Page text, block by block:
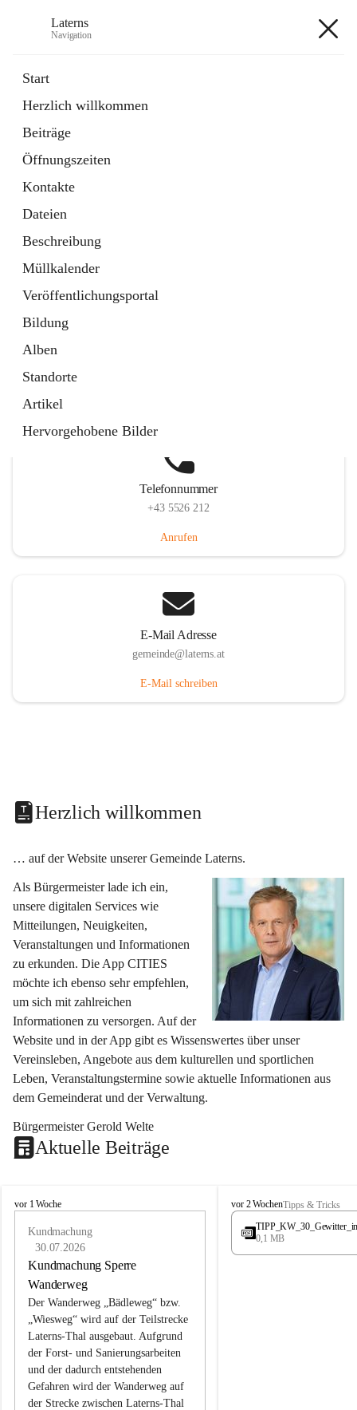
Laterns
Navigation
Start
Herzlich willkommen
Beiträge
Öffnungszeiten
Kontakte
Dateien
Beschreibung
Müllkalender
Veröffentlichungsportal
Bildung
Alben
Standorte
Artikel
Hervorgehobene Bilder
11 Schnellzugriffe
Soziales
1 Schnellzugriff
Telefonnummer
+43 5526 212
Anrufen
E-Mail Adresse
gemeinde@laterns.at
E-Mail schreiben
Herzlich willkommen
… auf der Website unserer Gemeinde Laterns.
Als Bürgermeister lade ich ein,
unsere digitalen Services wie
Mitteilungen, Neuigkeiten,
Veranstaltungen und Informationen
zu erkunden. Die App CITIES
möchte ich ebenso sehr empfehlen,
um sich mit zahlreichen
Informationen zu versorgen. Auf der
Website und in der App gibt es Wissenswertes über unser
Vereinsleben, Angebote aus dem kulturellen und sportlichen
Leben, Veranstaltungstermine sowie aktuelle Informationen aus
dem Gemeinderat und der Verwaltung.
Bürgermeister Gerold Welte
Aktuelle Beiträge
L
vor 1 Woche
Kundmachung
30.07.2026
Kundmachung Sperre
Wanderweg
Der Wanderweg „Bädleweg“ bzw.
„Wiesweg“ wird auf der Teilstrecke
Laterns-Thal ausgebaut. Aufgrund
der Forst- und Sanierungsarbeiten
und der dadurch entstehenden
Gefahren wird der Wanderweg auf
der Strecke zwischen Laterns-Thal
L
a
e
vor 2 WochenTipps & Tricks
0,1 MB